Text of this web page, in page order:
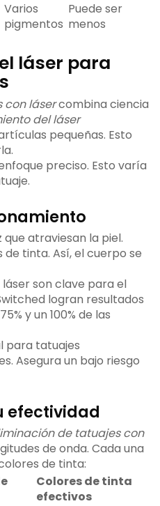
Varios
pigmentos
Puede ser
menos
láser para
con lásercombina ciencia
del láser
pequeñas. Esto
preciso. Esto varía
que atraviesan la piel.
tinta. Así, el cuerpo se
son clave para el
logran resultados
y un 100% de las
para tatuajes
Asegura un bajo riesgo
efectividad
de tatuajes con
de onda. Cada una
de tinta:
Colores de tinta
efectivos